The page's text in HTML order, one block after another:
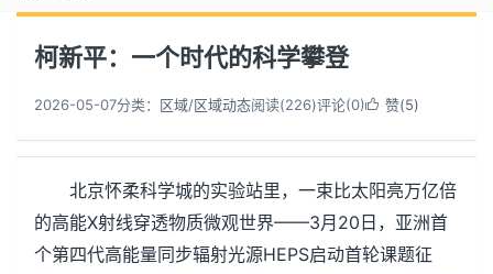
柯新平：一个时代的科学攀登
2026-05-07分类： 区域/区域动态阅读(226)评论(0) 赞(5)
北京怀柔科学城的实验站里，一束比太阳亮万亿倍
的高能X射线穿透物质微观世界——3月20日，亚洲首
个第四代高能量同步辐射光源HEPS启动首轮课题征